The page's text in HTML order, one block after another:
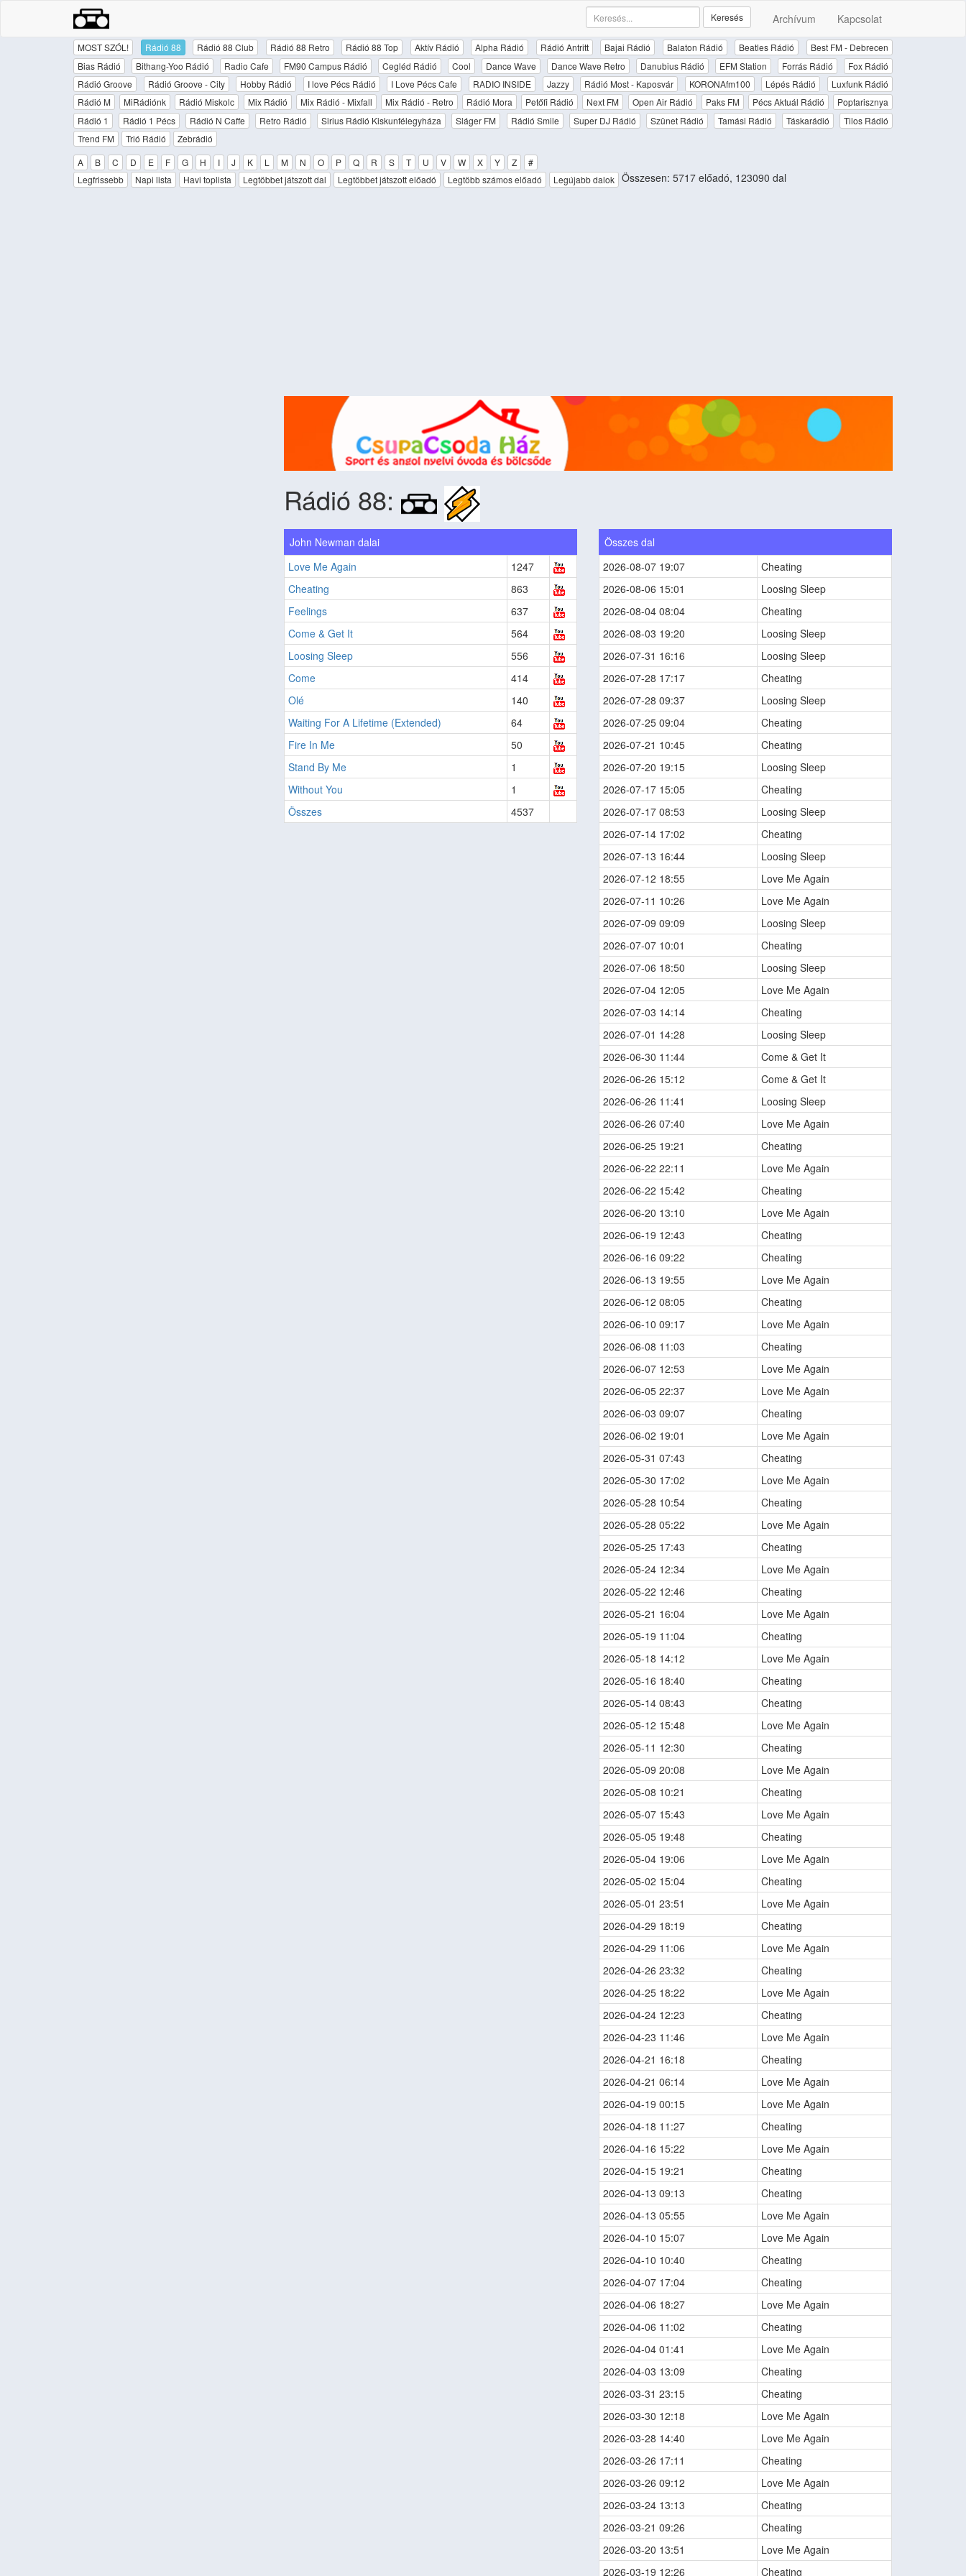
Archívum Kapcsolat
Keresés
MOST SZÓL! Rádió 88 Rádió 88 Club Rádió 88 Retro Rádió 88 Top Aktív Rádió Alpha Rádió Rádió Antritt Bajai Rádió Balaton Rádió Beatles Rádió
Best FM - Debrecen
Bias Rádió
Bithang-Yoo Rádió Radio Cafe FM90 Campus Rádió Cegléd Rádió Cool Dance Wave Dance Wave Retro Danubius Rádió EFM Station Forrás Rádió
Fox Rádió
Rádió Groove
Rádió Groove - City Hobby Rádió I love Pécs Rádió I Love Pécs Cafe RADIO INSIDE Jazzy Rádió Most - Kaposvár KORONAfm100 Lépés Rádió
Luxfunk Rádió
Rádió M
MiRádiónk Rádió Miskolc Mix Rádió Mix Rádió - Mixfall Mix Rádió - Retro Rádió Mora Petőfi Rádió Next FM Open Air Rádió Paks FM Pécs Aktuál Rádió
Poptarisznya
Rádió 1
Rádió 1 Pécs Rádió N Caffe Retro Rádió Sirius Rádió Kiskunfélegyháza Sláger FM Rádió Smile Super DJ Rádió Szünet Rádió Tamási Rádió Táskarádió
Tilos Rádió
Trend FM
Trió Rádió
Zebrádió
A
B C D E F G H I J K L M N O P Q R S T U V W X Y Z
#
Legfrissebb
Napi lista Havi toplista Legtöbbet játszott dal Legtöbbet játszott előadó Legtöbb számos előadó Legújabb dalok Összesen: 5717 előadó, 123090 dal
Rádió 88:
John Newman dalai
Love Me Again
1247
Cheating
863
Feelings
637
Come & Get It
564
Loosing Sleep
556
Come
414
Olé
140
Waiting For A Lifetime (Extended)
64
Fire In Me
50
Stand By Me
1
Without You
1
Összes
4537
Összes dal
2026-08-07 19:07
Cheating
2026-08-06 15:01
Loosing Sleep
2026-08-04 08:04
Cheating
2026-08-03 19:20
Loosing Sleep
2026-07-31 16:16
Loosing Sleep
2026-07-28 17:17
Cheating
2026-07-28 09:37
Loosing Sleep
2026-07-25 09:04
Cheating
2026-07-21 10:45
Cheating
2026-07-20 19:15
Loosing Sleep
2026-07-17 15:05
Cheating
2026-07-17 08:53
Loosing Sleep
2026-07-14 17:02
Cheating
2026-07-13 16:44
Loosing Sleep
2026-07-12 18:55
Love Me Again
2026-07-11 10:26
Love Me Again
2026-07-09 09:09
Loosing Sleep
2026-07-07 10:01
Cheating
2026-07-06 18:50
Loosing Sleep
2026-07-04 12:05
Love Me Again
2026-07-03 14:14
Cheating
2026-07-01 14:28
Loosing Sleep
2026-06-30 11:44
Come & Get It
2026-06-26 15:12
Come & Get It
2026-06-26 11:41
Loosing Sleep
2026-06-26 07:40
Love Me Again
2026-06-25 19:21
Cheating
2026-06-22 22:11
Love Me Again
2026-06-22 15:42
Cheating
2026-06-20 13:10
Love Me Again
2026-06-19 12:43
Cheating
2026-06-16 09:22
Cheating
2026-06-13 19:55
Love Me Again
2026-06-12 08:05
Cheating
2026-06-10 09:17
Love Me Again
2026-06-08 11:03
Cheating
2026-06-07 12:53
Love Me Again
2026-06-05 22:37
Love Me Again
2026-06-03 09:07
Cheating
2026-06-02 19:01
Love Me Again
2026-05-31 07:43
Cheating
2026-05-30 17:02
Love Me Again
2026-05-28 10:54
Cheating
2026-05-28 05:22
Love Me Again
2026-05-25 17:43
Cheating
2026-05-24 12:34
Love Me Again
2026-05-22 12:46
Cheating
2026-05-21 16:04
Love Me Again
2026-05-19 11:04
Cheating
2026-05-18 14:12
Love Me Again
2026-05-16 18:40
Cheating
2026-05-14 08:43
Cheating
2026-05-12 15:48
Love Me Again
2026-05-11 12:30
Cheating
2026-05-09 20:08
Love Me Again
2026-05-08 10:21
Cheating
2026-05-07 15:43
Love Me Again
2026-05-05 19:48
Cheating
2026-05-04 19:06
Love Me Again
2026-05-02 15:04
Cheating
2026-05-01 23:51
Love Me Again
2026-04-29 18:19
Cheating
2026-04-29 11:06
Love Me Again
2026-04-26 23:32
Cheating
2026-04-25 18:22
Love Me Again
2026-04-24 12:23
Cheating
2026-04-23 11:46
Love Me Again
2026-04-21 16:18
Cheating
2026-04-21 06:14
Love Me Again
2026-04-19 00:15
Love Me Again
2026-04-18 11:27
Cheating
2026-04-16 15:22
Love Me Again
2026-04-15 19:21
Cheating
2026-04-13 09:13
Cheating
2026-04-13 05:55
Love Me Again
2026-04-10 15:07
Love Me Again
2026-04-10 10:40
Cheating
2026-04-07 17:04
Cheating
2026-04-06 18:27
Love Me Again
2026-04-06 11:02
Cheating
2026-04-04 01:41
Love Me Again
2026-04-03 13:09
Cheating
2026-03-31 23:15
Cheating
2026-03-30 12:18
Love Me Again
2026-03-28 14:40
Love Me Again
2026-03-26 17:11
Cheating
2026-03-26 09:12
Love Me Again
2026-03-24 13:13
Cheating
2026-03-21 09:26
Cheating
2026-03-20 13:51
Love Me Again
2026-03-19 12:26
Cheating